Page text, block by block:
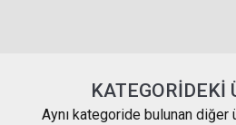
KATEGORIDEKI
Aynı kategoride bulunan diğer